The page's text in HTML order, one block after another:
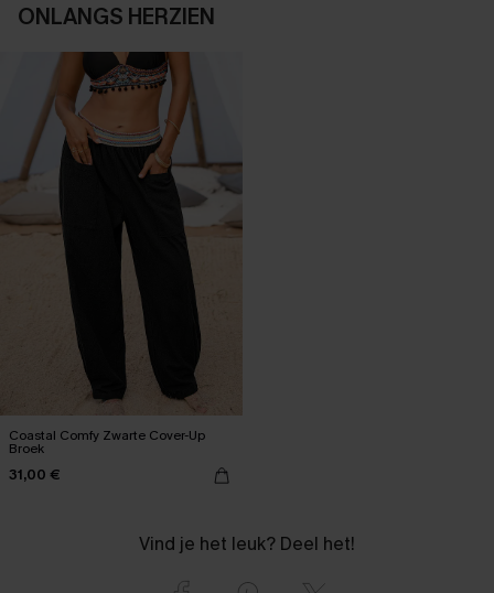
ONLANGS HERZIEN
Coastal Comfy Zwarte Cover-Up
Broek
31,00 €
Vind je het leuk? Deel het!